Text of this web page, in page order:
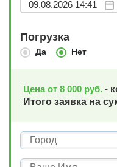
Погрузка
Да Нет
Цена от 8 000 руб. -
Итого заявка на